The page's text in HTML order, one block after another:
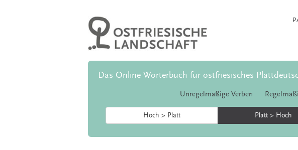
Das Online-Wörterbuch für ostfriesisches
Unregelmäßige Verben
Hoch > Platt Platt > Hoch